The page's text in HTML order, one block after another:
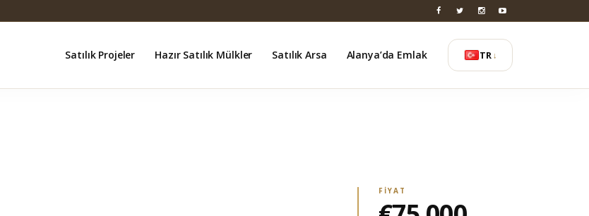
Satılık Projeler Hazır Satılık Mülkler Satılık Arsa Alanya’da Emlak TR ↓
FIYAT